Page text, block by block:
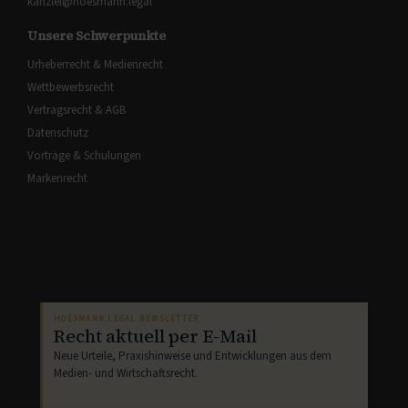
Unsere Schwerpunkte
Urheberrecht & Medienrecht
Wettbewerbsrecht
Vertragsrecht & AGB
Datenschutz
Vorträge & Schulungen
Markenrecht
HOESMANN.LEGAL NEWSLETTER
Recht aktuell per E-Mail
Neue Urteile, Praxishinweise und Entwicklungen aus dem
Medien- und Wirtschaftsrecht.